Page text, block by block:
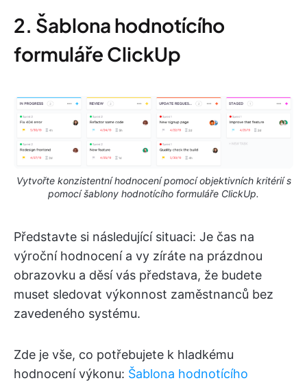
2. Šablona hodnotícího
formuláře ClickUp
Vytvořte konzistentní hodnocení pomocí objektivních kritérií s
pomocí šablony hodnotícího formuláře ClickUp.
Představte si následující situaci: Je čas na
výroční hodnocení a vy zíráte na prázdnou
obrazovku a děsí vás představa, že budete
muset sledovat výkonnost zaměstnanců bez
zavedeného systému.
Zde je vše, co potřebujete k hladkému
hodnocení výkonu: Šablona hodnotícího